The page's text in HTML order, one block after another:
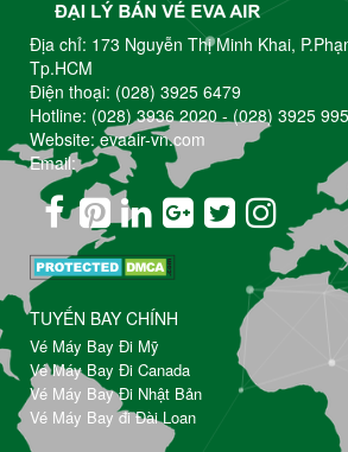
Địa chỉ: 173 Nguyễn Thị Minh Khai,
Tp.HCM
Điện thoại: (028) 3925 6479
Hotline: (028) 3936 2020-(028) 3925
Website: evaair-vn.com
Email:
TUYẾN BAY CHÍNH
Vé Máy Bay Đi Mỹ
Vé Máy Bay Đi Canada
Vé Máy Bay Đi Nhật Bản
Vé Máy Bay đi Đài Loan